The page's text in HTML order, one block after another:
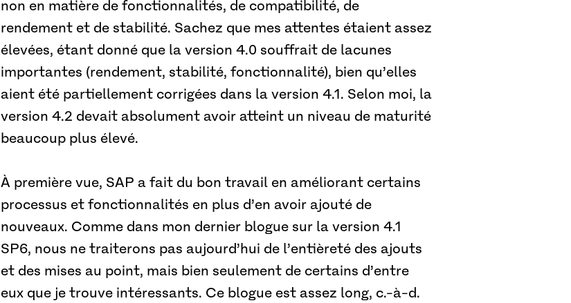
non en matière de fonctionnalités, de compatibilité, de
rendement et de stabilité. Sachez que mes attentes étaient assez
élevées, étant donné que la version 4.0 souffrait de lacunes
importantes (rendement, stabilité, fonctionnalité), bien qu’elles
aient été partiellement corrigées dans la version 4.1. Selon moi, la
version 4.2 devait absolument avoir atteint un niveau de maturité
beaucoup plus élevé.
À première vue, SAP a fait du bon travail en améliorant certains
processus et fonctionnalités en plus d’en avoir ajouté de
nouveaux. Comme dans mon dernier blogue sur la version 4.1
SP6, nous ne traiterons pas aujourd’hui de l’entièreté des ajouts
et des mises au point, mais bien seulement de certains d’entre
eux que je trouve intéressants. Ce blogue est assez long, c.-à-d.